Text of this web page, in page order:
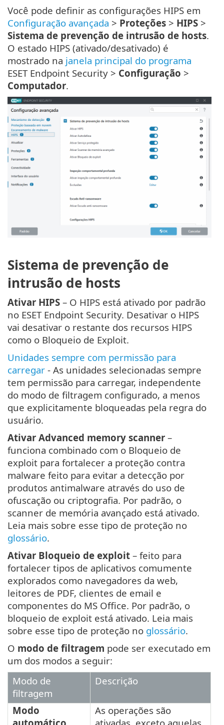
Você pode definir as configurações HIPS em
Configuração avançada > Proteções > HIPS >
Sistema de prevenção de intrusão de hosts.
O estado HIPS (ativado/desativado) é
mostrado na janela principal do programa
ESET Endpoint Security > Configuração >
Computador.
Sistema de prevenção de
intrusão de hosts
Ativar HIPS – O HIPS está ativado por padrão
no ESET Endpoint Security. Desativar o HIPS
vai desativar o restante dos recursos HIPS
como o Bloqueio de Exploit.
Unidades sempre com permissão para
carregar - As unidades selecionadas sempre
tem permissão para carregar, independente
do modo de filtragem configurado, a menos
que explicitamente bloqueadas pela regra do
usuário.
Ativar Advanced memory scanner –
funciona combinado com o Bloqueio de
exploit para fortalecer a proteção contra
malware feito para evitar a detecção por
produtos antimalware através do uso de
ofuscação ou criptografia. Por padrão, o
scanner de memória avançado está ativado.
Leia mais sobre esse tipo de proteção no
glossário.
Ativar Bloqueio de exploit – feito para
fortalecer tipos de aplicativos comumente
explorados como navegadores da web,
leitores de PDF, clientes de email e
componentes do MS Office. Por padrão, o
bloqueio de exploit está ativado. Leia mais
sobre esse tipo de proteção no glossário.
O modo de filtragem pode ser executado em
um dos modos a seguir:
Modo de
filtragem
Descrição
Modo
As operações são